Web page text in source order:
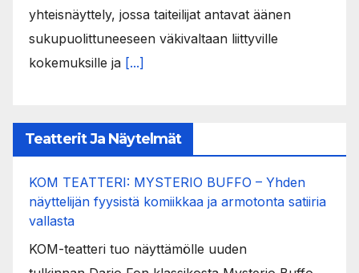
yhteisnäyttely, jossa taiteilijat antavat äänen
sukupuolittuneeseen väkivaltaan liittyville
kokemuksille ja [...]
Teatterit Ja Näytelmät
KOM TEATTERI: MYSTERIO BUFFO – Yhden
näyttelijän fyysistä komiikkaa ja armotonta satiiria
vallasta
KOM-teatteri tuo näyttämölle uuden